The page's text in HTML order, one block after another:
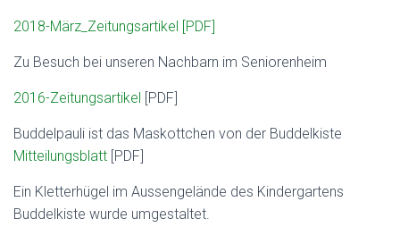
2018-März_Zeitungsartikel [PDF]
Zu Besuch bei unseren Nachbarn im Seniorenheim
2016-Zeitungsartikel [PDF]
Buddelpauli ist das Maskottchen von der Buddelkiste
Mitteilungsblatt [PDF]
Ein Kletterhügel im Aussengelände des Kindergartens
Buddelkiste wurde umgestaltet.